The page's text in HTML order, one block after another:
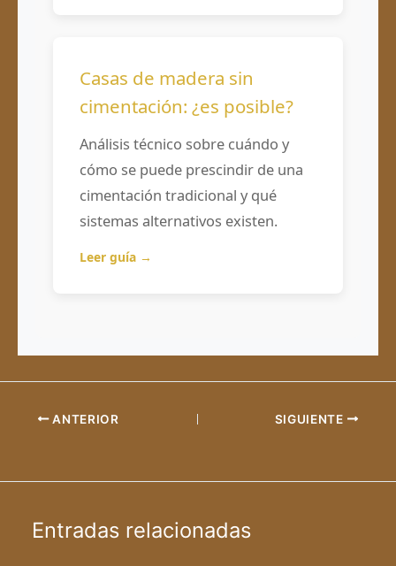
Casas de madera sin
cimentación: ¿es posible?
Análisis técnico sobre cuándo y
cómo se puede prescindir de una
cimentación tradicional y qué
sistemas alternativos existen.
Leer guía →
ANTERIOR SIGUIENTE
Entradas relacionadas